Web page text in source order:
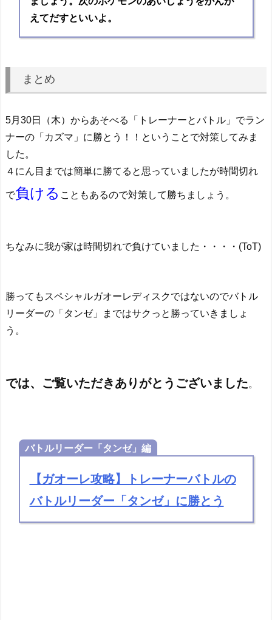
えてだすといいよ。
まとめ
5月30日（木）からあそべる「トレーナーとバトル」でラン
ナーの「カズマ」に勝とう！！ということで対策してみま
した。
４にん目までは簡単に勝てると思っていましたが時間切れ
で負ける こともあるので対策して勝ちましょう。
ちなみに我が家は時間切れで負けていました・・・・(ToT)
勝ってもスペシャルガオーレディスクではないのでバトル
リーダーの「タンゼ」まではサクっと勝っていきましょ
う。
では、ご覧いただきありがとうございました。
バトルリーダー「タンゼ」編
【ガオーレ攻略】トレーナーバトルの
バトルリーダー「タンゼ」に勝とう